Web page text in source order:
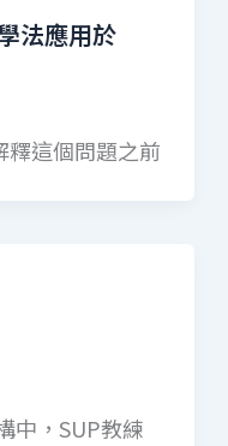
法應用於
釋這個問題之前
中，SUP教練